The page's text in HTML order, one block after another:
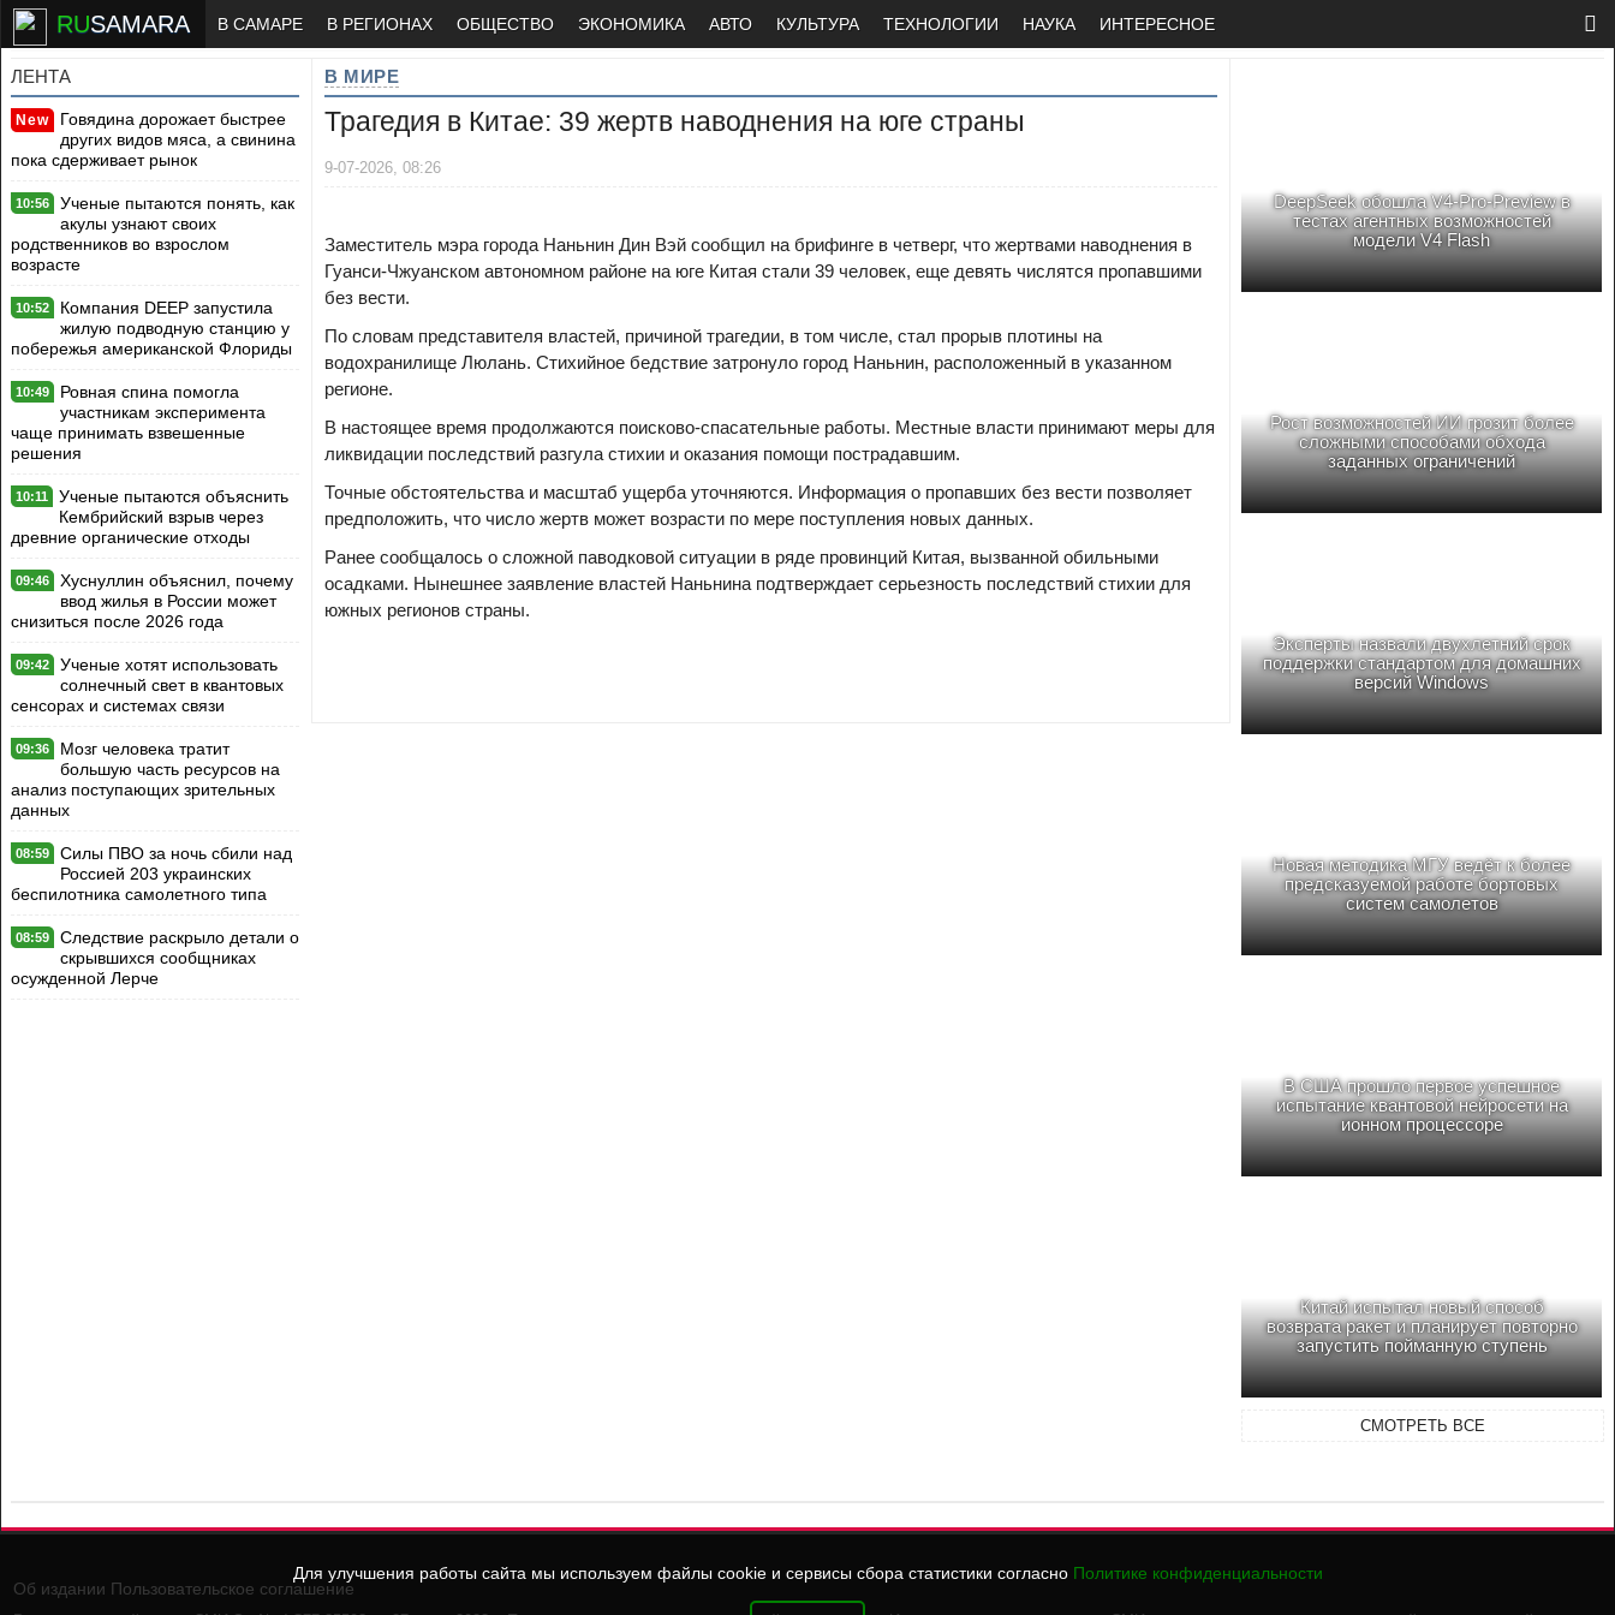
RUSAMARA В САМАРЕ В РЕГИОНАХ ОБЩЕСТВО ЭКОНОМИКА АВТО КУЛЬТУРА ТЕХНОЛОГИИ НАУКА ИНТЕРЕСНОЕ
ЛЕНТА
New
Говядина дорожает быстрее
других видов мяса, а свинина
пока сдерживает рынок
10:56
Ученые пытаются понять, как
акулы узнают своих
родственников во взрослом
возрасте
10:52
Компания DEEP запустила
жилую подводную станцию у
побережья американской Флориды
10:49
Ровная спина помогла
участникам эксперимента
чаще принимать взвешенные
решения
10:11
Ученые пытаются объяснить
Кембрийский взрыв через
древние органические отходы
09:46
Хуснуллин объяснил, почему
ввод жилья в России может
снизиться после 2026 года
09:42
Ученые хотят использовать
солнечный свет в квантовых
сенсорах и системах связи
09:36
Мозг человека тратит
большую часть ресурсов на
анализ поступающих зрительных
данных
08:59
Силы ПВО за ночь сбили над
Россией 203 украинских
беспилотника самолетного типа
08:59
Следствие раскрыло детали о
скрывшихся сообщниках
осужденной Лерче
В МИРЕ
Трагедия в Китае: 39 жертв наводнения на юге страны
9-07-2026, 08:26
Заместитель мэра города Наньнин Дин Вэй сообщил на брифинге в четверг, что жертвами наводнения в
Гуанси-Чжуанском автономном районе на юге Китая стали 39 человек, еще девять числятся пропавшими
без вести.
По словам представителя властей, причиной трагедии, в том числе, стал прорыв плотины на
водохранилище Люлань. Стихийное бедствие затронуло город Наньнин, расположенный в указанном
регионе.
В настоящее время продолжаются поисково-спасательные работы. Местные власти принимают меры для
ликвидации последствий разгула стихии и оказания помощи пострадавшим.
Точные обстоятельства и масштаб ущерба уточняются. Информация о пропавших без вести позволяет
предположить, что число жертв может возрасти по мере поступления новых данных.
Ранее сообщалось о сложной паводковой ситуации в ряде провинций Китая, вызванной обильными
осадками. Нынешнее заявление властей Наньнина подтверждает серьезность последствий стихии для
южных регионов страны.
DeepSeek обошла V4-Pro-Preview в
тестах агентных возможностей
модели V4 Flash
Рост возможностей ИИ грозит более
сложными способами обхода
заданных ограничений
Эксперты назвали двухлетний срок
поддержки стандартом для домашних
версий Windows
Новая методика МГУ ведёт к более
предсказуемой работе бортовых
систем самолетов
В США прошло первое успешное
испытание квантовой нейросети на
ионном процессоре
Китай испытал новый способ
возврата ракет и планирует повторно
запустить пойманную ступень
СМОТРЕТЬ ВСЕ
Об издании Пользовательское соглашение
Для улучшения работы сайта мы используем файлы cookie и сервисы сбора статистики согласно Политике конфиденциальности